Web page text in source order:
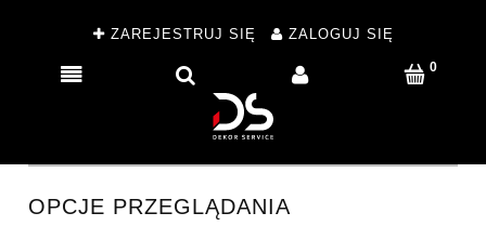
ZAREJESTRUJ SIĘ ZALOGUJ SIĘ
OPCJE PRZEGLĄDANIA